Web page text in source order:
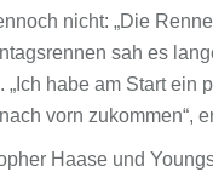
nicht: „Die
sah es
habe am Start
vorn zukommen“,
Haase und